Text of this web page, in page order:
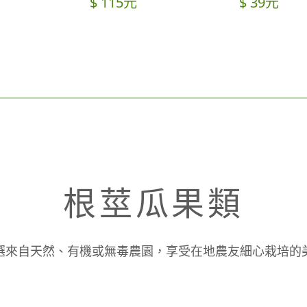
根莖瓜果類
來自天然、有機或無毒農園，享受在地農友細心栽培的